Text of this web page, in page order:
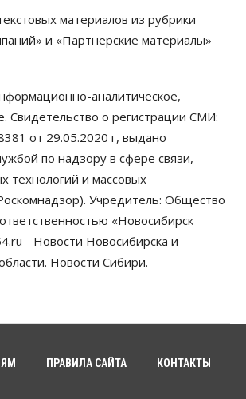
материалов из рубрики
и «Партнерские материалы»
аналитическое,
Свидетельство о регистрации СМИ:
от 29.05.2020 г, выдано
по надзору в сфере связи,
технологий и массовых
Учредитель: Общество
«Новосибирск
- Новости Новосибирска и
Новости Сибири.
ПРАВИЛА САЙТА КОНТАКТЫ